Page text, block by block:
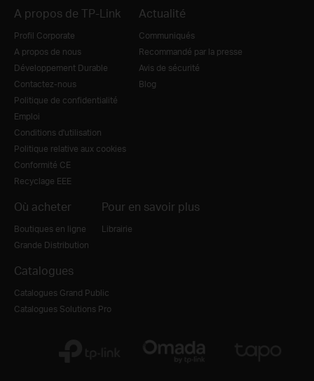
A propos de TP-Link
Profil Corporate
A propos de nous
Développement Durable
Contactez-nous
Politique de confidentialité
Emploi
Conditions d'utilisation
Politique relative aux cookies
Conformité CE
Recyclage EEE
Actualité
Communiqués
Recommandé par la presse
Avis de sécurité
Blog
Où acheter
Boutiques en ligne
Grande Distribution
Pour en savoir plus
Librairie
Catalogues
Catalogues Grand Public
Catalogues Solutions Pro